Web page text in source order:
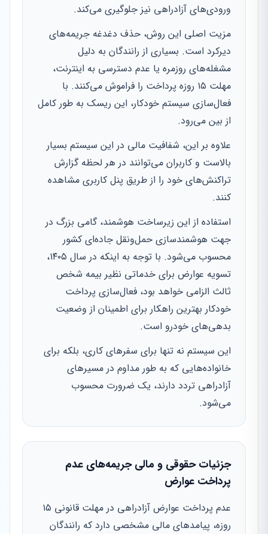
ورودی‌های آزادراهی نیز جلوگیری می‌کند.
مزیت اصلی این روش، حذف دغدغه جریمه‌های
دیرکرد است. بسیاری از رانندگان به دلیل
مشغله‌های روزمره یا عدم دسترسی به اینترنت،
مهلت ۱۵ روزه پرداخت را فراموش می‌کنند. با
فعال‌سازی سیستم خودکار، این ریسک به طور کامل
از بین می‌رود.
علاوه بر این، شفافیت مالی در این سیستم بسیار
بالاست و کاربران می‌توانند در هر لحظه گزارش
تراکنش‌های خود را از طریق پنل کاربری مشاهده
کنند.
استفاده از این زیرساخت هوشمند، گامی بزرگ در
جهت هوشمندسازی حمل‌ونقل جاده‌ای کشور
محسوب می‌شود. با توجه به اینکه در سال ۱۴۰۵،
تسویه عوارض برای خدماتی نظیر بیمه شخص
ثالث الزامی خواهد بود، فعال‌سازی پرداخت
خودکار بهترین راهکار برای اطمینان از وضعیت
بدهی‌های خودرو است.
این سیستم نه تنها برای سفرهای کاری، بلکه برای
خانواده‌هایی که به طور مداوم در مسیرهای
آزادراهی تردد دارند، یک ضرورت محسوب
می‌شود.
جزئیات حقوقی و مالی جریمه‌های عدم
پرداخت عوارض
عدم پرداخت عوارض آزادراهی در مهلت قانونی ۱۵
روزه، پیامدهای مالی مشخصی دارد که رانندگان